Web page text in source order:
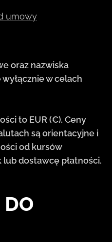
umowy
oraz nazwiska
w celach
to EUR (€). Ceny
są orientacyjne i
od kursów
dostawcę płatności.
DO